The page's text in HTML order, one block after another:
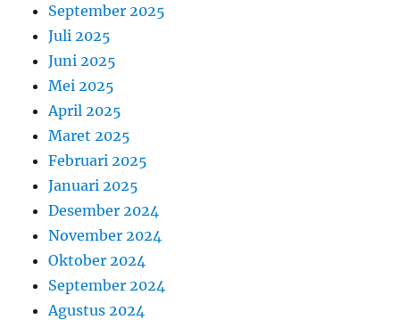
September 2025
Juli 2025
Juni 2025
Mei 2025
April 2025
Maret 2025
Februari 2025
Januari 2025
Desember 2024
November 2024
Oktober 2024
September 2024
Agustus 2024